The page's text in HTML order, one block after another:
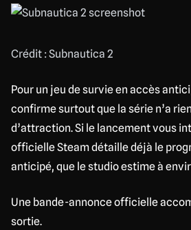
Crédit : Subnautica 2
Pour un jeu de survie en accès
confirme surtout que la série n’a
d’attraction. Si le lancement vous
officielle Steam détaille déjà le
anticipé, que le studio estime à
Une bande-annonce officielle
sortie.